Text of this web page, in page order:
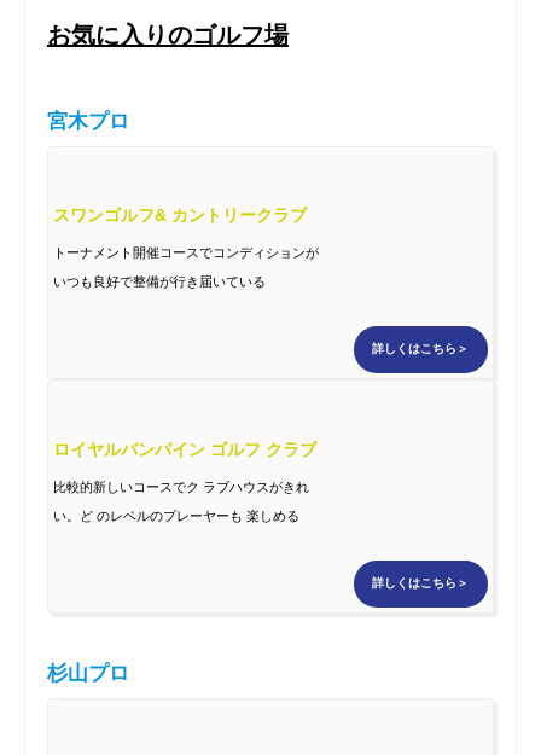
お気に入りのゴルフ場
宮木プロ
スワンゴルフ& カントリークラブ
トーナメント開催コースでコンディションが
いつも良好で整備が行き届いている
詳しくはこちら＞
ロイヤルバンパイン ゴルフ クラブ
比較的新しいコースでク ラブハウスがきれ
い。ど のレベルのプレーヤーも 楽しめる
詳しくはこちら＞
杉山プロ